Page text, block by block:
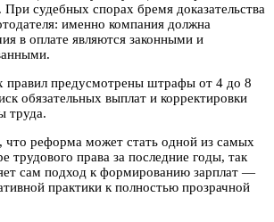
судебных спорах бремя доказательства
именно компания должна
в оплате являются законными и
правил предусмотрены штрафы от 4 до 8
обязательных выплат и корректировки
труда.
что реформа может стать одной из самых
трудового права за последние годы, так
сам подход к формированию зарплат —
практики к полностью прозрачной